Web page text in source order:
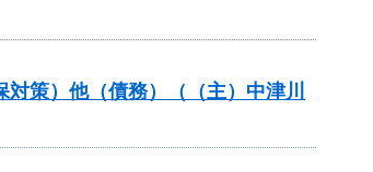
策）他（債務）（（主）中津川